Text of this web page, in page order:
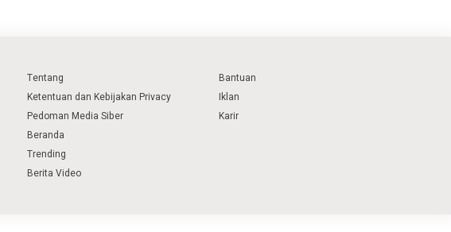
Tentang
Ketentuan dan Kebijakan Privacy
Pedoman Media Siber
Bantuan
Iklan
Karir
Beranda
Trending
Berita Video